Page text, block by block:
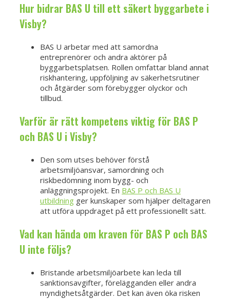
Hur bidrar BAS U till ett säkert byggarbete i
Visby?
BAS U arbetar med att samordna
entreprenörer och andra aktörer på
byggarbetsplatsen. Rollen omfattar bland annat
riskhantering, uppföljning av säkerhetsrutiner
och åtgärder som förebygger olyckor och
tillbud.
Varför är rätt kompetens viktig för BAS P
och BAS U i Visby?
Den som utses behöver förstå
arbetsmiljöansvar, samordning och
riskbedömning inom bygg- och
anläggningsprojekt. En BAS P och BAS U
utbildning ger kunskaper som hjälper deltagaren
att utföra uppdraget på ett professionellt sätt.
Vad kan hända om kraven för BAS P och BAS
U inte följs?
Bristande arbetsmiljöarbete kan leda till
sanktionsavgifter, förelägganden eller andra
myndighetsåtgärder. Det kan även öka risken